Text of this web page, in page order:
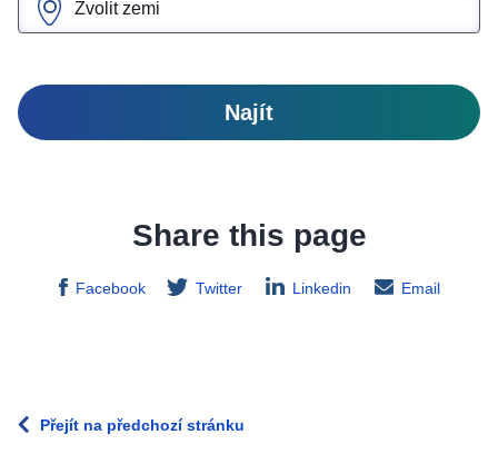
Najít
Share this page
Facebook Twitter Linkedin Email
Přejít na předchozí stránku